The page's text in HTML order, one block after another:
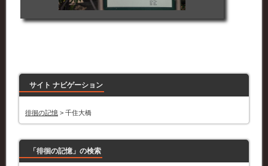
サイト ナビゲーション
徘徊の記憶 > 千住大橋
「徘徊の記憶」の検索